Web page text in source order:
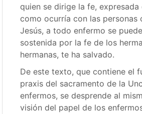
quien se dirige la fe, expresada
como ocurría con las personas
Jesús, a todo enfermo se
sostenida por la fe de los
hermanas, te ha salvado.
De este texto, que contiene el
praxis del sacramento de la
enfermos, se desprende al
visión del papel de los